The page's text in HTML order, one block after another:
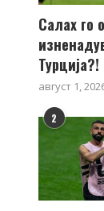
Салах го
Турција?!
август 1,
2